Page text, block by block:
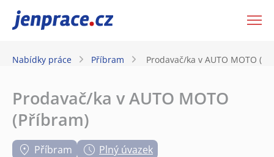
JenPráce.cz
Nabídky práce Příbram Prodavač/ka v AUTO MOTO
Prodavač/ka v AUTO MOTO
(Příbram)
Příbram Plný úvazek